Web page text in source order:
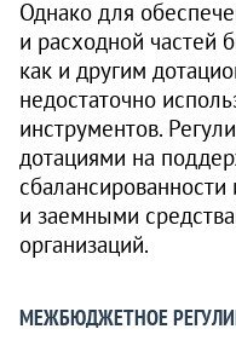
Однако для
и расходной частей
как и другим
недостаточно
инструментов.
дотациями на
и заемными
организаций.
МЕЖБЮДЖЕТНОЕ